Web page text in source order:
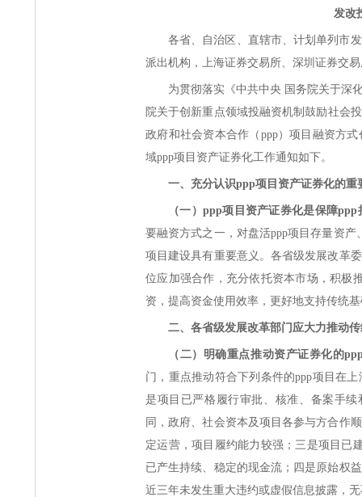
发改
各省、自治区、直辖市、计划单列市
派出机构，上海证券交易所、深圳证券交
为贯彻落实《中共中央 国务院关于深
院关于创新重点领域投融资机制鼓励社会
政府和社会资本合作（ppp）项目融资方
域ppp项目资产证券化工作通知如下。
一、充分认识ppp项目资产证券化的重
（一）ppp项目资产证券化是保障
要融资方式之一，对盘活ppp项目存量资
项目建设具有重要意义。各省级发展改革
位应加强合作，充分依托资本市场，积极
资，提高资金使用效率，更好地支持传统
二、各省级发展改革部门应大力推动
（二）明确重点推动资产证券化的
门，重点推动符合下列条件的ppp项目在
是项目已严格履行审批、核准、备案手
同，政府、社会资本及项目各参与方合作
定运营，项目履约能力较强；三是项目已
已产生持续、稳定的现金流；四是原始权
近三年未发生重大违约或虚假信息披露，